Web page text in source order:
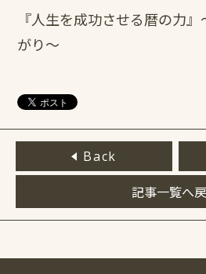
『人生を成功させる暦の力
がり～
Back
記事一覧へ